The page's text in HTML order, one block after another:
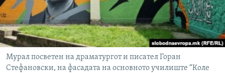
навигација
Премини
на
пребарување
ШТО ТРЕБА ДА ЗНАЕТЕ
ПРИЈАВИ СЕ ЗА ЊУЗЛЕТЕР
Мурал посветен на драматургот и писател Горан
Стефановски, на фасадата на основното училиште “Коле